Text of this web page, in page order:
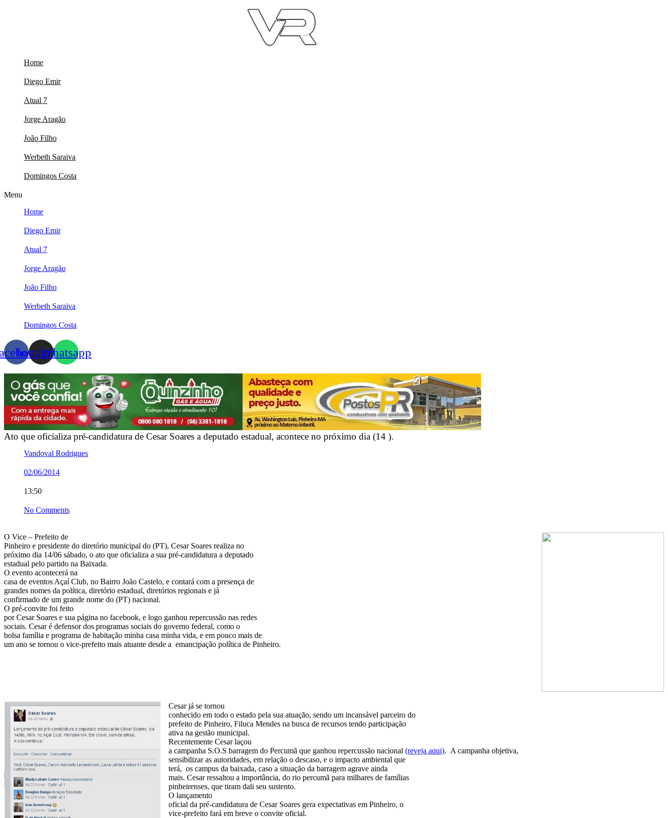
Home
Diego Emir
Atual 7
Jorge Aragão
João Filho
Werbeth Saraiva
Domingos Costa
Menu
Home
Diego Emir
Atual 7
Jorge Aragão
João Filho
Werbeth Saraiva
Domingos Costa
InstagramWhatsapp
Ato que oficializa pré-candidatura de Cesar Soares a deputado estadual, acontece no próximo dia (14 ).
Vandoval Rodrigues
02/06/2014
13:50
No Comments
O Vice – Prefeito de
Pinheiro e presidente do diretório municipal do (PT), Cesar Soares realiza no
próximo dia 14/06 sábado, o ato que oficializa a sua pré-candidatura a deputado
estadual pelo partido na Baixada.
O evento acontecerá na
casa de eventos Açaí Club, no Bairro João Castelo, e contará com a presença de
grandes nomes da política, diretório estadual, diretórios regionais e já
confirmado de um grande nome do (PT) nacional.
O pré-convite foi feito
por Cesar Soares e sua página no facebook, e logo ganhou repercussão nas redes
sociais. Cesar é defensor dos programas sociais do governo federal, como o
bolsa família e programa de habitação minha casa minha vida, e em pouco mais de
um ano se tornou o vice-prefeito mais atuante desde a emancipação política de Pinheiro.
Cesar já se tornou
conhecido em todo o estado pela sua atuação, sendo um incansável parceiro do
prefeito de Pinheiro, Filuca Mendes na busca de recursos tendo participação
ativa na gestão municipal.
Recentemente Cesar laçou
a campanha S.O.S barragem do Percumã que ganhou repercussão nacional (reveja aqui). A campanha objetiva,
sensibilizar as autoridades, em relação o descaso, e o impacto ambiental que
terá, os campus da baixada, caso a situação da barragem agrave ainda
mais. Cesar ressaltou a importância, do rio percumã para milhares de famílias
pinheirenses, que tiram dali seu sustento.
O lançamento
oficial da pré-candidatura de Cesar Soares gera expectativas em Pinheiro, o
vice-prefeito fará em breve o convite oficial.